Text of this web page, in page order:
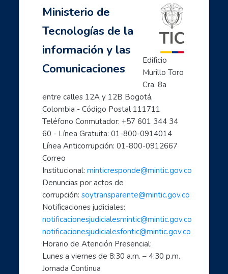
- Misión 1 - Huella Digital: ser buena onda en Internet
Página Principal
Mujeres TIC para el cambio
Inicia con TIC
Página principal
- Aprende a usar Internet fácilmente
- Introducción al mundo digital
- Formación en Internet para personas mayores
- Mujeres líderes de la Transformación Digital
- Mujeres creadoras de contenido Digital
- Transforma tu mundo con internet: paso a paso de...
- Ciberperiodismo comunitario a tu alcance
- Cómo hacer trámites por internet con el estado
- Aprende a cuidarte en el mundo digital
- Las TIC aliadas fundamentales para el teletrabaj...
- Sácale provecho a tus dispositivos móviles: celu...
- Soy un profe TIC: Comparte con el mundo tus cono...
1, 2, 3 X TIC
Ministerio de
Tecnologías de la
información y las
Comunicaciones
Edificio
Murillo Toro
Cra. 8a
entre calles 12A y 12B Bogotá,
Colombia - Código Postal 111711
Teléfono Conmutador: +57 601 344 34
60 - Línea Gratuita: 01-800-0914014
Línea Anticorrupción: 01-800-0912667
Correo
Institucional: minticresponde@mintic.gov.co
Denuncias por actos de
corrupción: soytransparente@mintic.gov.co
Notificaciones judiciales:
notificacionesjudicialesmintic@mintic.gov.co
notificacionesjudicialesfontic@mintic.gov.co
Horario de Atención Presencial:
Lunes a viernes de 8:30 a.m. – 4:30 p.m.
Jornada Continua